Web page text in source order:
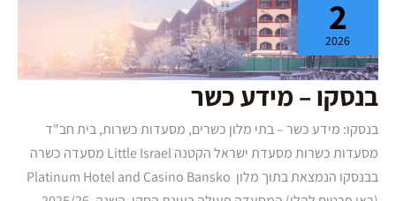
2
2026
בנסקו – מידע כשר
בנסקו: מידע כשר – בתי מלון כשרים, מסעדות כשרות, בית חב"ד
מסעדות כשרות מסעדת ישראל הקטנה Little Israel מסעדה כשרה
בבנסקו הנמצאת בתוך מלון Platinum Hotel and Casino Bansko
מידע
כשר